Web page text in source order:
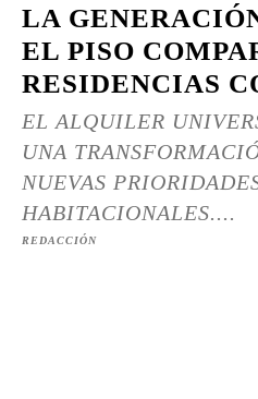
LA
EL PISO
RESIDENCIAS
EL ALQUILER
UNA
NUEVAS
HABITACIONALES....
REDACCIÓN